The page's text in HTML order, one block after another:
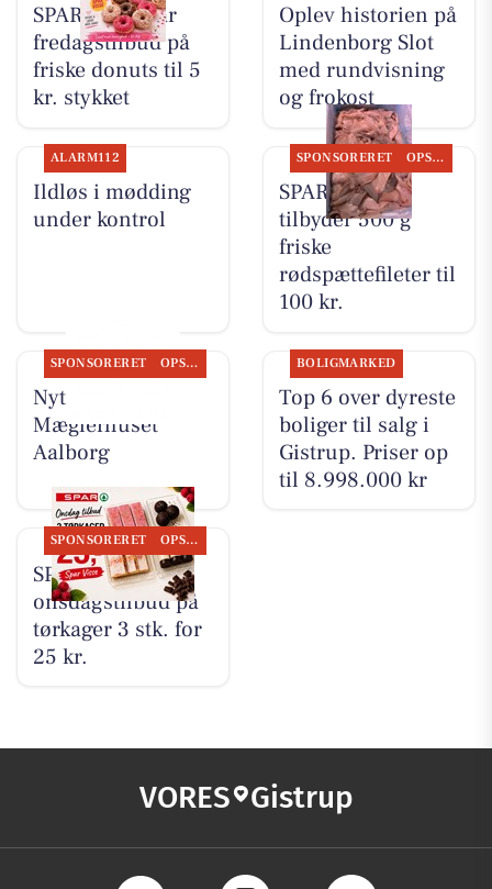
SPAR Visse har
fredagstilbud på
friske donuts til 5
kr. stykket
Oplev historien på
Lindenborg Slot
med rundvisning
og frokost
ALARM112
Ildløs i mødding
under kontrol
SPONSORERET OPSLAGSTAVLEN
SPAR Visse
tilbyder 500 g
friske
rødspættefileter til
100 kr.
SPONSORERET OPSLAGSTAVLEN
Nyt fra
Mæglerhuset
Aalborg
BOLIGMARKED
Top 6 over dyreste
boliger til salg i
Gistrup. Priser op
til 8.998.000 kr
SPONSORERET OPSLAGSTAVLEN
SPAR Visse har
onsdagstilbud på
tørkager 3 stk. for
25 kr.
VORES Gistrup